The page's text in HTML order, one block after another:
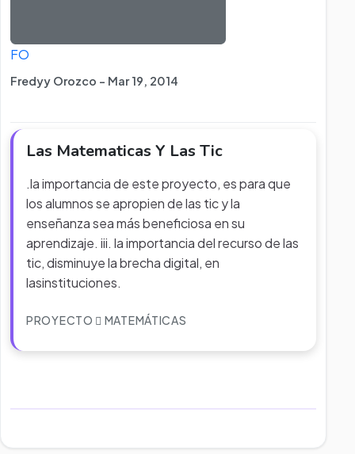
FO
Fredyy Orozco - Mar 19, 2014
Las Matematicas Y Las Tic
.la importancia de este proyecto, es para que
los alumnos se apropien de las tic y la
enseñanza sea más beneficiosa en su
aprendizaje. iii. la importancia del recurso de las
tic, disminuye la brecha digital, en
lasinstituciones.
PROYECTO MATEMÁTICAS